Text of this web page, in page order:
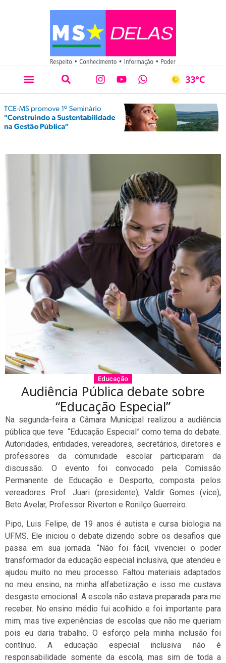
33°C
Educação
Audiência Pública debate sobre
“Educação Especial”
Na segunda-feira a Câmara Municipal realizou a audiência
pública que teve “Educação Especial” como tema do debate.
Autoridades, entidades, vereadores, secretários, diretores e
professores da comunidade escolar participaram da
discussão. O evento foi convocado pela Comissão
Permanente de Educação e Desporto, composta pelos
vereadores Prof. Juari (presidente), Valdir Gomes (vice),
Beto Avelar, Professor Riverton e Ronilço Guerreiro.
Pipo, Luis Felipe, de 19 anos é autista e cursa biologia na
UFMS. Ele iniciou o debate dizendo sobre os desafios que
passa em sua jornada. “Não foi fácil, vivenciei o poder
transformador da educação especial inclusiva, que atendeu e
ajudou muito no meu processo. Faltou materiais adaptados
no meu ensino, na minha alfabetização e isso me custava
desgaste emocional. A escola não estava preparada para me
receber. No ensino médio fui acolhido e foi importante para
mim, mas tive experiências de escolas que não me queriam
pois eu daria trabalho. O esforço pela minha inclusão foi
contínuo. A educação especial inclusiva não é
responsabilidade somente da escola, mas sim de toda a